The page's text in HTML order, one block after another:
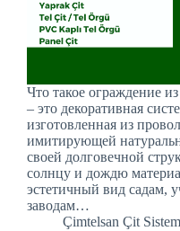
Что такое ограждение
– это декоративная
изготовленная из
имитирующей
своей долговечной
солнцу и дождю
эстетичный вид садам,
заводам…
Çimtelsan Çit